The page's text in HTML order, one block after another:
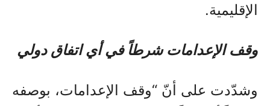
الإقليمية.
وقف الإعدامات شرطاً في أي اتفاق دولي
وشدّدت على أنّ “وقف الإعدامات، بوصفه